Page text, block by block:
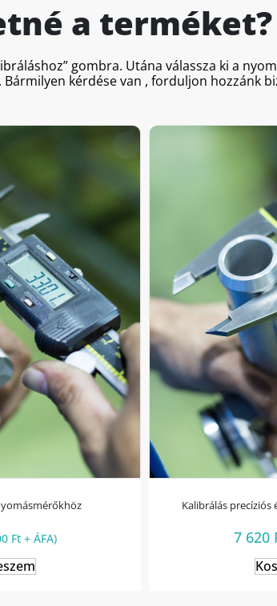
a terméket?
gombra. Utána válassza ki a
kérdése van , forduljon hozzánk
Ft+ ÁFA)
Kalibrálás
7 620